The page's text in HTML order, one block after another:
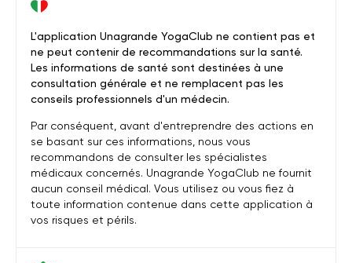
L'application Unagrande YogaClub ne contient pas et
ne peut contenir de recommandations sur la santé.
Les informations de santé sont destinées à une
consultation générale et ne remplacent pas les
conseils professionnels d'un médecin.
Par conséquent, avant d'entreprendre des actions en
se basant sur ces informations, nous vous
recommandons de consulter les spécialistes
médicaux concernés. Unagrande YogaClub ne fournit
aucun conseil médical. Vous utilisez ou vous fiez à
toute information contenue dans cette application à
vos risques et périls.